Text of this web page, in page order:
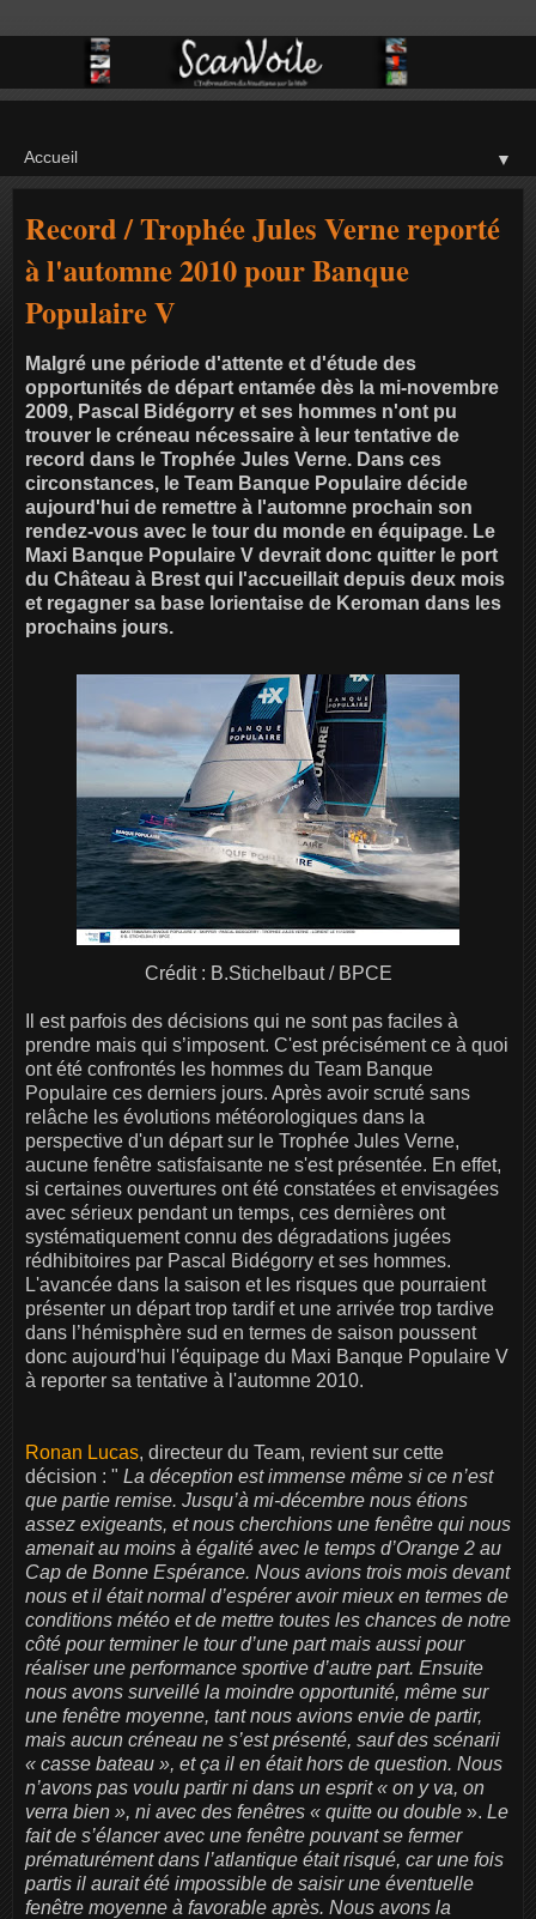
▼
Record / Trophée Jules Verne reporté
à l'automne 2010 pour Banque
Populaire V
Malgré une période d'attente et d'étude des
opportunités de départ entamée dès la mi-novembre
2009, Pascal Bidégorry et ses hommes n'ont pu
trouver le créneau nécessaire à leur tentative de
record dans le Trophée Jules Verne. Dans ces
circonstances, le Team Banque Populaire décide
aujourd'hui de remettre à l'automne prochain son
rendez-vous avec le tour du monde en équipage. Le
Maxi Banque Populaire V devrait donc quitter le port
du Château à Brest qui l'accueillait depuis deux mois
et regagner sa base lorientaise de Keroman dans les
prochains jours.
Crédit : B.Stichelbaut / BPCE
Il est parfois des décisions qui ne sont pas faciles à
prendre mais qui s’imposent. C'est précisément ce à quoi
ont été confrontés les hommes du Team Banque
Populaire ces derniers jours. Après avoir scruté sans
relâche les évolutions météorologiques dans la
perspective d'un départ sur le Trophée Jules Verne,
aucune fenêtre satisfaisante ne s'est présentée. En effet,
si certaines ouvertures ont été constatées et envisagées
avec sérieux pendant un temps, ces dernières ont
systématiquement connu des dégradations jugées
rédhibitoires par Pascal Bidégorry et ses hommes.
L'avancée dans la saison et les risques que pourraient
présenter un départ trop tardif et une arrivée trop tardive
dans l’hémisphère sud en termes de saison poussent
donc aujourd'hui l'équipage du Maxi Banque Populaire V
à reporter sa tentative à l'automne 2010.
Ronan Lucas, directeur du Team, revient sur cette
décision : " La déception est immense même si ce n’est
que partie remise. Jusqu’à mi-décembre nous étions
assez exigeants, et nous cherchions une fenêtre qui nous
amenait au moins à égalité avec le temps d’Orange 2 au
Cap de Bonne Espérance. Nous avions trois mois devant
nous et il était normal d’espérer avoir mieux en termes de
conditions météo et de mettre toutes les chances de notre
côté pour terminer le tour d’une part mais aussi pour
réaliser une performance sportive d’autre part. Ensuite
nous avons surveillé la moindre opportunité, même sur
une fenêtre moyenne, tant nous avions envie de partir,
mais aucun créneau ne s’est présenté, sauf des scénarii
« casse bateau », et ça il en était hors de question. Nous
n’avons pas voulu partir ni dans un esprit « on y va, on
verra bien », ni avec des fenêtres « quitte ou double ». Le
fait de s’élancer avec une fenêtre pouvant se fermer
prématurément dans l’atlantique était risqué, car une fois
partis il aurait été impossible de saisir une éventuelle
fenêtre moyenne à favorable après. Nous avons la